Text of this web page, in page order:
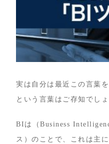
実は自分は最近この言葉
という言葉はご存知でしょ
BIは（Business
ス）のことで、これは主